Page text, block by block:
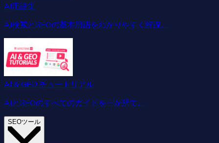
AI用語集
AI検索とGEOの基本用語をわかりやすく解説。
AI & GEO チュートリアル
AIとGEOのすべてのガイドを一か所で。
SEOツール